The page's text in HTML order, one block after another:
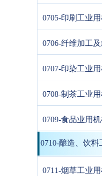
0705-印刷工业
0706-纤维加工
0707-印染工业
0708-制茶工业
0709-食品业用
0710-酿造、饮料
0711-烟草工业